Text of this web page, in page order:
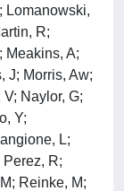
Lomanowski,
R;
Meakins, A;
J; Morris, Aw;
Naylor, G;
Y;
L;
Perez, R;
Reinke, M;